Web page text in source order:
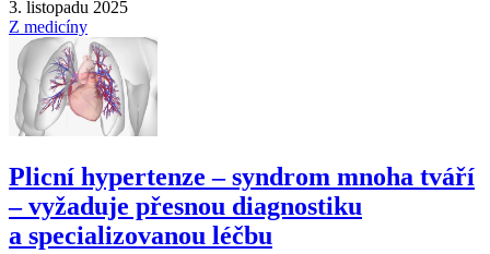
3. listopadu 2025
Z medicíny
Plicní hypertenze –⁠ syndrom mnoha tváří
–⁠ vyžaduje přesnou diagnostiku
a specializovanou léčbu